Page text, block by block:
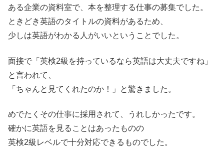
ある企業の資料室で、本を整理する仕事の募集でした。
ときどき英語のタイトルの資料があるため、
少しは英語がわかる人がいいということでした。
面接で「英検2級を持っているなら英語は大丈夫ですね」
と言われて、
「ちゃんと見てくれたのか！」と驚きました。
めでたくその仕事に採用されて、うれしかったです。
確かに英語を見ることはあったものの
英検2級レベルで十分対応できるものでした。